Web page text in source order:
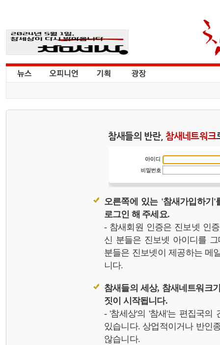
참새들의 반란, 참새네트워크
오른쪽에 있는 '참새가입하기
로그인 해 주세요.
- 참새회원 인증은 진보넷 인
신 분들은 진보넷 아이디를
분들은 진보넷이 제공하는 메
니다.
참새들의 세상, 참새네트워크
짓이 시작됩니다.
- '참세상'의 '참새'는 편집국의
있습니다. 상업적이거나 반인
않습니다.